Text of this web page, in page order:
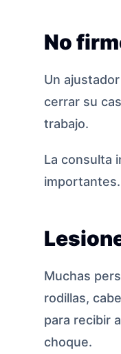
No
Un
cerrar su
trabajo.
La consulta
importantes.
Muchas
rodillas,
para recibir
choque.